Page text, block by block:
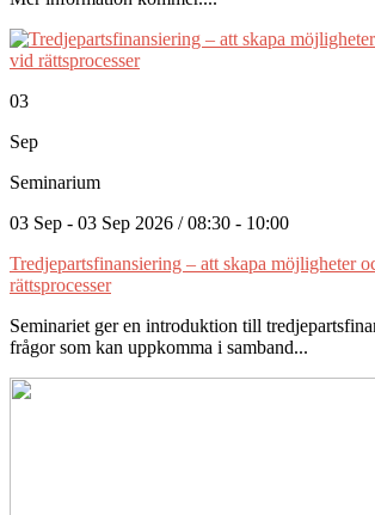
03
Sep
Seminarium
03 Sep - 03 Sep 2026 / 08:30 - 10:00
Tredjepartsfinansiering – att skapa möjligheter
rättsprocesser
Seminariet ger en introduktion till
frågor som kan uppkomma i samband...